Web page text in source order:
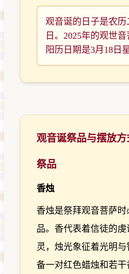
观音诞的日子是农历
日。2025年的观世音
阳历日期是3月18日
观音诞祭品与摆放方
祭品
香烛
香烛是祭拜观音菩萨
品。香代表着信徒的
灵，烛光象征着光明
备一对红色蜡烛和若干